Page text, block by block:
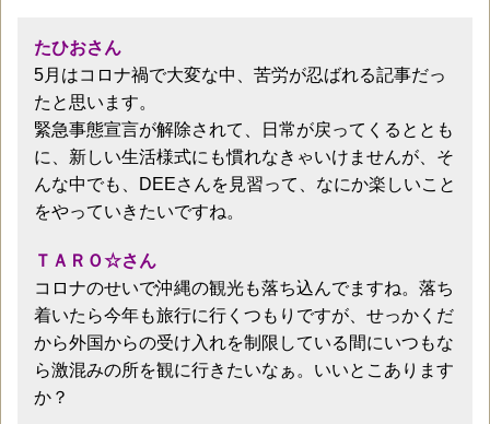
たひおさん
5月はコロナ禍で大変な中、苦労が忍ばれる記事だっ
たと思います。
緊急事態宣言が解除されて、日常が戻ってくるととも
に、新しい生活様式にも慣れなきゃいけませんが、そ
んな中でも、DEEさんを見習って、なにか楽しいこと
をやっていきたいですね。
ＴＡＲＯ☆さん
コロナのせいで沖縄の観光も落ち込んでますね。落ち
着いたら今年も旅行に行くつもりですが、せっかくだ
から外国からの受け入れを制限している間にいつもな
ら激混みの所を観に行きたいなぁ。いいとこあります
か？